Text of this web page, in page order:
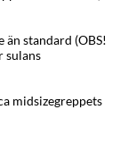
standard (OBS!
sulans
midsizegreppets